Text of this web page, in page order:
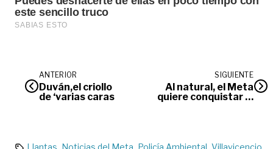
ANTERIOR
Duván,el criollo
de ‘varias caras
SIGUIENTE
Al natural, el Meta
quiere conquistar al